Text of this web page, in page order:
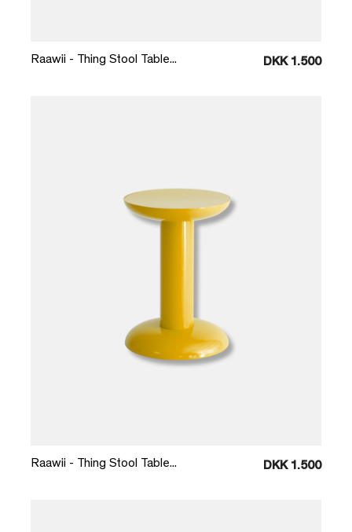
Raawii - Thing Stool Table... DKK 1.500
Raawii - Thing Stool Table... DKK 1.500